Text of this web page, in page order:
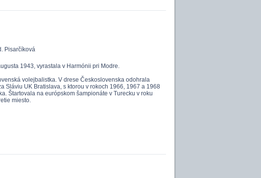
Pisarčíková
1943, vyrastala v Harmónii pri Modre.
volejbalistka. V drese Československa odohrala
Sláviu UK Bratislava, s ktorou v rokoch 1966, 1967 a 1968
Štartovala na európskom šampionáte v Turecku v roku
miesto.